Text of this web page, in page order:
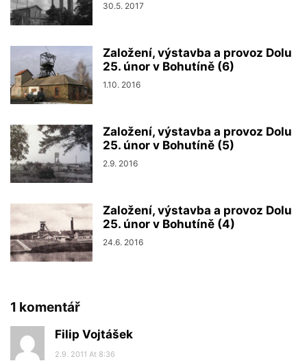
30.5. 2017
Založení, výstavba a provoz Dolu
25. únor v Bohutíně (6)
1.10. 2016
Založení, výstavba a provoz Dolu
25. únor v Bohutíně (5)
2.9. 2016
Založení, výstavba a provoz Dolu
25. únor v Bohutíně (4)
24.6. 2016
1 komentář
Filip Vojtášek
2.9. 2011 At 8:36